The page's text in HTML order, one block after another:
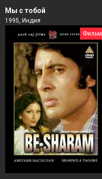
Мы с тобой
1995, Индия
Фильм